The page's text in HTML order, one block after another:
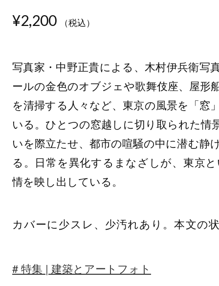
¥2,200 （税込）
写真家・中野正貴による、木村伊兵衛写
ールの金色のオブジェや歌舞伎座、屋形
を清掃する人々など、東京の風景を「窓
いる。ひとつの窓越しに切り取られた情
いを際立たせ、都市の喧騒の中に潜む静
る。日常を異化するまなざしが、東京
情を映し出している。
カバーに少スレ、少汚れあり。本文の
特集 | 建築とアートフォト